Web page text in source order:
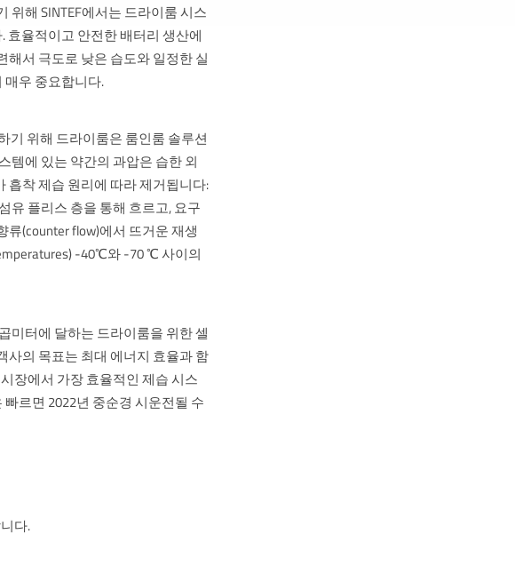
해 SINTEF에서는 드라이룸 시스
효율적이고 안전한 배터리 생산에
서 극도로 낮은 습도와 일정한 실
매우 중요합니다.
기 위해 드라이룸은 룸인룸 솔루션
템에 있는 약간의 과압은 습한 외
흡착 제습 원리에 따라 제거됩니다:
유 플리스 층을 통해 흐르고, 요구
(counter flow)에서 뜨거운 재생
-40℃와 -70 ℃ 사이의
미터에 달하는 드라이룸을 위한 셀
사의 목표는 최대 에너지 효율과 함
장에서 가장 효율적인 제습 시스
르면 2022년 중순경 시운전될 수
다.